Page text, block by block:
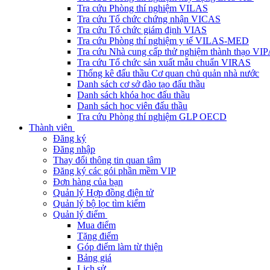
Tra cứu Phòng thí nghiệm VILAS
Tra cứu Tổ chức chứng nhận VICAS
Tra cứu Tổ chức giám định VIAS
Tra cứu Phòng thí nghiệm y tế VILAS-MED
Tra cứu Nhà cung cấp thử nghiệm thành thạo
Tra cứu Tổ chức sản xuất mẫu chuẩn VIRAS
Thống kê đấu thầu Cơ quan chủ quản nhà nước
Danh sách cơ sở đào tạo đấu thầu
Danh sách khóa học đấu thầu
Danh sách học viên đấu thầu
Tra cứu Phòng thí nghiệm GLP OECD
Thành viên
Đăng ký
Đăng nhập
Thay đổi thông tin quan tâm
Đăng ký các gói phần mềm VIP
Đơn hàng của bạn
Quản lý Hợp đồng điện tử
Quản lý bộ lọc tìm kiếm
Quản lý điểm
Mua điểm
Tặng điểm
Góp điểm làm từ thiện
Bảng giá